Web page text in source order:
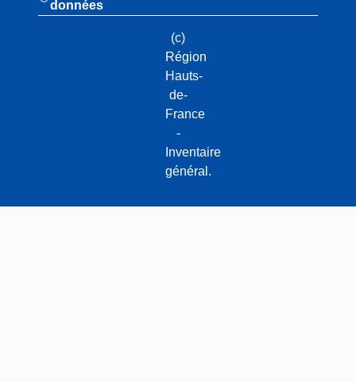
données
(c)
Région
Hauts-
de-
France
-
Inventaire
général.